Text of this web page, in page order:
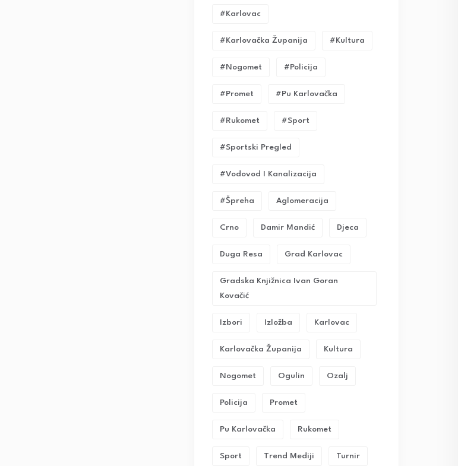
#karlovac
#karlovačka Županija #kultura
#nogomet #policija
#promet #pu Karlovačka
#rukomet #sport
#sportski Pregled
#vodovod I Kanalizacija
#Špreha Aglomeracija
Crno Damir Mandić Djeca
Duga Resa Grad Karlovac
Gradska Knjižnica Ivan Goran
Kovačić
Izbori Izložba Karlovac
Karlovačka Županija Kultura
Nogomet Ogulin Ozalj
Policija Promet
Pu Karlovačka Rukomet
Sport Trend Mediji Turnir